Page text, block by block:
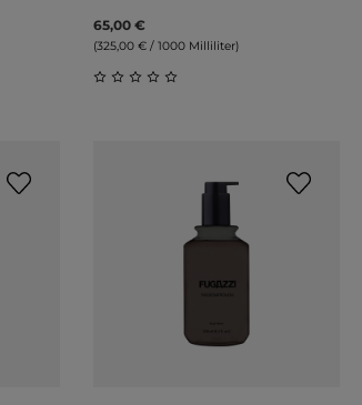
65,00 €
(325,00 € / 1000 Milliliter)